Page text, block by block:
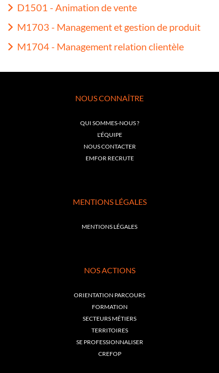
D1501 - Animation de vente
M1703 - Management et gestion de produit
M1704 - Management relation clientèle
NOUS CONNAÎTRE
QUI SOMMES-NOUS ?
L'ÉQUIPE
NOUS CONTACTER
EMFOR RECRUTE
MENTIONS LÉGALES
MENTIONS LÉGALES
NOS ACTIONS
ORIENTATION PARCOURS
FORMATION
SECTEURS MÉTIERS
TERRITOIRES
SE PROFESSIONNALISER
CREFOP